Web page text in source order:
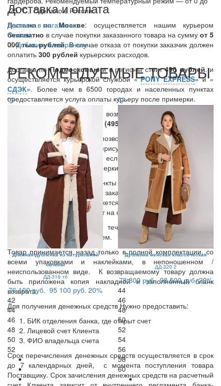
-25 °C. Сделано в России.
Доставка и оплата
Доставка поМоскве: осуществляется нашим курьером
бесплатно в случае покупки заказанного товара на сумму от 5
000 тыс. рублей. В случае отказа от покупки заказчик должен
оплатить 300 рублей курьерских расходов.
Доставка поПодмосковьюи в регионы стоит490 рублей. и
осуществляется курьерской службой «PONY EXPRESS» и «
СДЭК». Более чем в 6500 городах и населенных пунктах
предоставляется услуга оплаты курьеру после примерки.
Вы также можете уточнить возможность данной услуги у
нашего менеджера по тел.:
8 (495) 409 67 27
В день доставки Курьер позвонит Вам и уточнит время
доставки. Вы можете в присутствии Курьера примерить
заказанные Вами вещи, и если что-то Вам не подошло,
вернуть курьеру. Время примерки -15 мин.
В остальные населенные пункты доставка осуществляется по
предоплате. Оставьте Ваш заказ и контактные данные на
нашем сайте, менеджер свяжется с Вами, уточнит стоимость и
сроки доставки и вышлет счет на оплату.
Возврат осуществляется в течении 14 дней с момента
получения товара покупателем.
Товар принимается назад только в полной комплектации, со
всеми упаковками и наклейками, в непоношенном /
неиспользованном виде. К возвращаемому товару должна
быть приложена копия накладной и заполненный бланк
возврата.
Для получения денежных средств Нужно предоставить:
БИК отделения банка, где открыт счет
Лицевой счет Клиента
ФИО владельца счета
Срок перечисления денежных средств осуществляется в срок
до 7 календарных дней, с момента поступления товара
Поставщику. Срок зачисления денежных средств на расчетный
Наличие в магазинах
Отзывы
Добавить в избранное
РЕКОМЕНДУЕМЫЕ ТОВАРЫ
Длинная дубленка из натуральной
овчины
ДД-316 тб
76 100 руб. 95 100 руб. 20%
42
44
46
48
50
52
Дубленка женская классическая
ДД-320 2
78 800 руб. 98 500 руб. 20%
44
46
48
50
52
54
56
58
60